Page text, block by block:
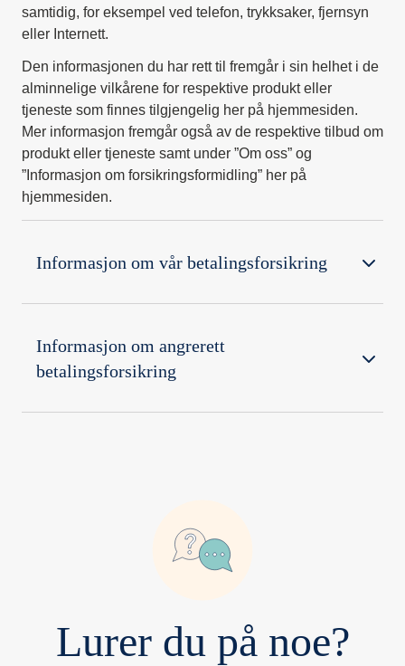
samtidig, for eksempel ved telefon, trykksaker, fjernsyn
eller Internett.
Den informasjonen du har rett til fremgår i sin helhet i de
alminnelige vilkårene for respektive produkt eller
tjeneste som finnes tilgjengelig her på hjemmesiden.
Mer informasjon fremgår også av de respektive tilbud om
produkt eller tjeneste samt under ”Om oss” og
”Informasjon om forsikringsformidling” her på
hjemmesiden.
Informasjon om vår betalingsforsikring
Informasjon om angrerett
betalingsforsikring
Lurer du på noe?